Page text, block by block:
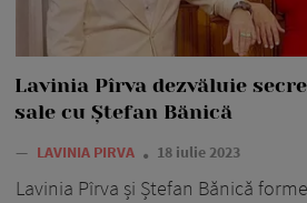
Lavinia Pîrva dezvăluie
sale cu Ștefan Bănică
— LAVINIA PIRVA 18 iulie 2023
Lavinia Pîrva și Ștefan Bănică